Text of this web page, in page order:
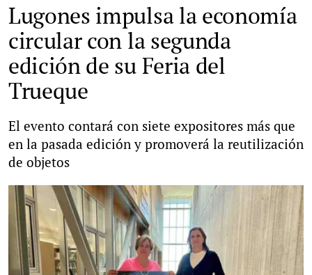
Lugones impulsa la economía
circular con la segunda
edición de su Feria del
Trueque
El evento contará con siete expositores más que
en la pasada edición y promoverá la reutilización
de objetos